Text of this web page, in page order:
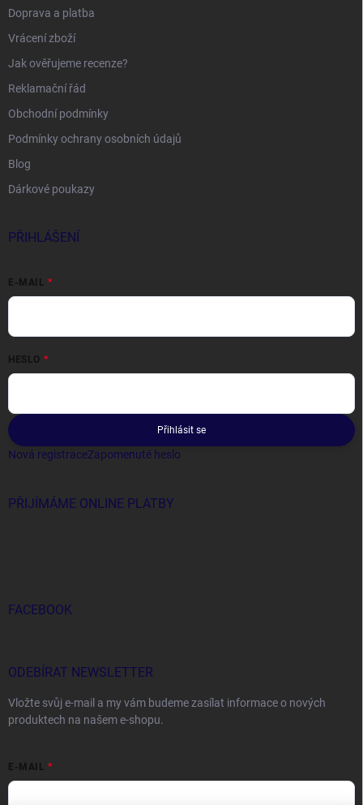
Doprava a platba
Vrácení zboží
Jak ověřujeme recenze?
Reklamační řád
Obchodní podmínky
Podmínky ochrany osobních údajů
Blog
Dárkové poukazy
PŘIHLÁŠENÍ
E-MAIL
HESLO
Přihlásit se
Nová registraceZapomenuté heslo
PŘIJÍMÁME ONLINE PLATBY
FACEBOOK
ODEBÍRAT NEWSLETTER
Vložte svůj e-mail a my vám budeme zasílat informace o nových
produktech na našem e-shopu.
E-MAIL